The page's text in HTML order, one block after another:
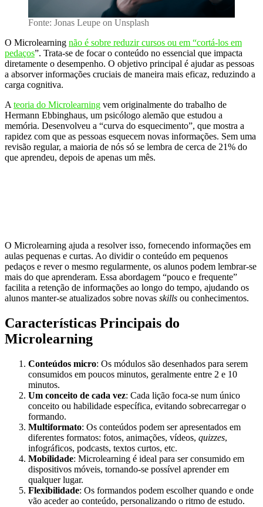
Fonte: Jonas Leupe on Unsplash
O Microlearning não é sobre reduzir cursos ou em “cortá-los em
pedaços”. Trata-se de focar o conteúdo no essencial que impacta
diretamente o desempenho. O objetivo principal é ajudar as pessoas
a absorver informações cruciais de maneira mais eficaz, reduzindo a
carga cognitiva.
A teoria do Microlearning vem originalmente do trabalho de
Hermann Ebbinghaus, um psicólogo alemão que estudou a
memória. Desenvolveu a “curva do esquecimento”, que mostra a
rapidez com que as pessoas esquecem novas informações. Sem uma
revisão regular, a maioria de nós só se lembra de cerca de 21% do
que aprendeu, depois de apenas um mês.
O Microlearning ajuda a resolver isso, fornecendo informações em
aulas pequenas e curtas. Ao dividir o conteúdo em pequenos
pedaços e rever o mesmo regularmente, os alunos podem lembrar-se
mais do que aprenderam. Essa abordagem “pouco e frequente”
facilita a retenção de informações ao longo do tempo, ajudando os
alunos manter-se atualizados sobre novas skills ou conhecimentos.
Características Principais do
Microlearning
Conteúdos micro: Os módulos são desenhados para serem
consumidos em poucos minutos, geralmente entre 2 e 10
minutos.
Um conceito de cada vez: Cada lição foca-se num único
conceito ou habilidade específica, evitando sobrecarregar o
formando.
Multiformato: Os conteúdos podem ser apresentados em
diferentes formatos: fotos, animações, vídeos, quizzes,
infográficos, podcasts, textos curtos, etc.
Mobilidade: Microlearning é ideal para ser consumido em
dispositivos móveis, tornando-se possível aprender em
qualquer lugar.
Flexibilidade: Os formandos podem escolher quando e onde
vão aceder ao conteúdo, personalizando o ritmo de estudo.